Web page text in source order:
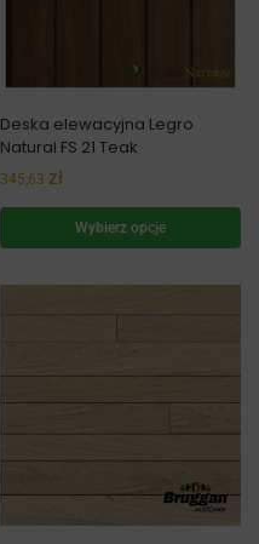
Deska elewacyjna Legro
Natural FS 21 Teak
345,63 zł
Wybierz opcje